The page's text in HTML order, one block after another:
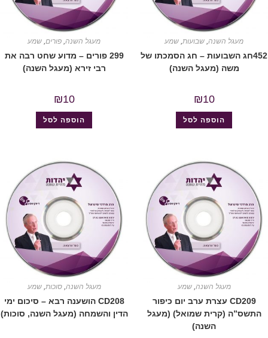
מעגל השנה, שבועות, שמע
452חג השבועות – חג הסמכתו של
משה (מעגל השנה)
₪10
הוספה לסל
מעגל השנה, פורים, שמע
299 פורים – מדוע שחט רבה את
רבי זירא (מעגל השנה)
₪10
הוספה לסל
מעגל השנה,שמע
CD209 עצרת ערב יום כיפור
התשס”ה (קרית שמואל) (מעגל
השנה)
מעגל השנה,סוכות,שמע
CD208 הושענה רבא – סיכום ימי
הדין והשמחה (מעגל השנה, סוכות)